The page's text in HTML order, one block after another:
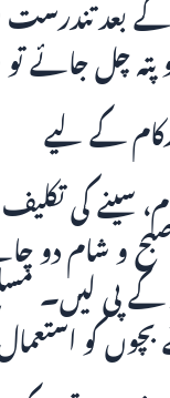
بعد تندرست
پتہ چل جائے
کے لیے
سینے کی
و شام دو
کے پی لیں۔
کو